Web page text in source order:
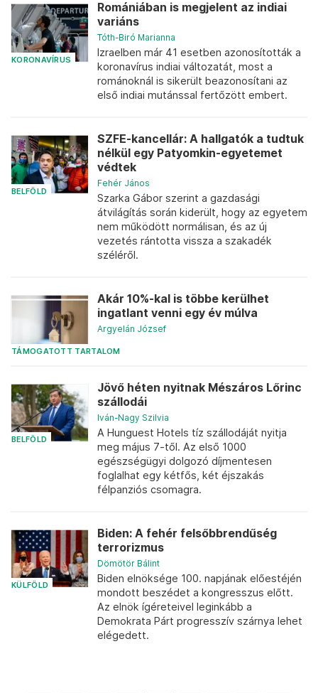
KORONAVÍRUS
Romániában is megjelent az indiai
variáns
Tóth-Biró Marianna
Izraelben már 41 esetben azonosították a
koronavírus indiai változatát, most a
románoknál is sikerült beazonosítani az
első indiai mutánssal fertőzött embert.
BELFÖLD
SZFE-kancellár: A hallgatók a tudtuk
nélkül egy Patyomkin-egyetemet
védtek
Fehér János
Szarka Gábor szerint a gazdasági
átvilágítás során kiderült, hogy az egyetem
nem működött normálisan, és az új
vezetés rántotta vissza a szakadék
széléről.
TÁMOGATOTT TARTALOM
Akár 10%-kal is többe kerülhet
ingatlant venni egy év múlva
Argyelán József
BELFÖLD
Jövő héten nyitnak Mészáros Lőrinc
szállodái
Iván-Nagy Szilvia
A Hunguest Hotels tíz szállodáját nyitja
meg május 7-től. Az első 1000
egészségügyi dolgozó díjmentesen
foglalhat egy kétfős, két éjszakás
félpanziós csomagra.
KÜLFÖLD
Biden: A fehér felsőbbrendűség
terrorizmus
Dömötör Bálint
Biden elnöksége 100. napjának előestéjén
mondott beszédet a kongresszus előtt.
Az elnök ígéreteivel leginkább a
Demokrata Párt progresszív szárnya lehet
elégedett.